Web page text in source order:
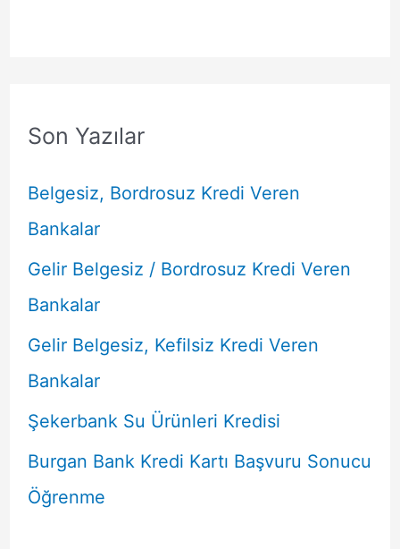
Son Yazılar
Belgesiz, Bordrosuz Kredi Veren
Bankalar
Gelir Belgesiz / Bordrosuz Kredi Veren
Bankalar
Gelir Belgesiz, Kefilsiz Kredi Veren
Bankalar
Şekerbank Su Ürünleri Kredisi
Burgan Bank Kredi Kartı Başvuru Sonucu
Öğrenme